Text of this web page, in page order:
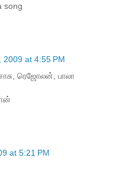
song
2009 at 4:55 PM
ரெஜோலன், பாலா
at 5:21 PM